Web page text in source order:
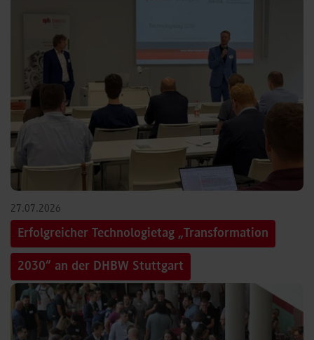
27.07.2026
Erfolgreicher Technologietag „Transformation
2030“ an der DHBW Stuttgart